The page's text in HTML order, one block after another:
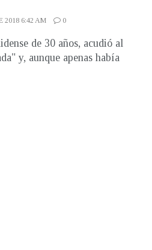
2018 6:42 AM 0
de 30 años, acudió al
y, aunque apenas había